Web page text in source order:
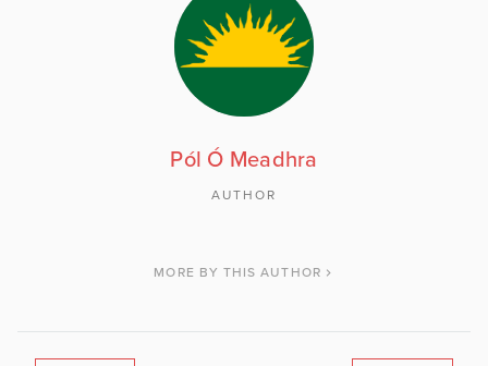
Pól Ó Meadhra
AUTHOR
MORE BY THIS AUTHOR